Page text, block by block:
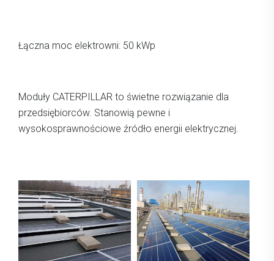
Łączna moc elektrowni: 50 kWp
Moduły CATERPILLAR to świetne rozwiązanie dla
przedsiębiorców. Stanowią pewne i
wysokosprawnościowe źródło energii elektrycznej.